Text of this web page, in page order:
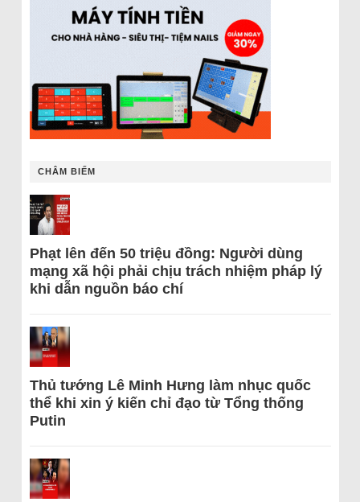
CHÂM BIẾM
Phạt lên đến 50 triệu đồng: Người dùng
mạng xã hội phải chịu trách nhiệm pháp lý
khi dẫn nguồn báo chí
Thủ tướng Lê Minh Hưng làm nhục quốc
thể khi xin ý kiến chỉ đạo từ Tổng thống
Putin